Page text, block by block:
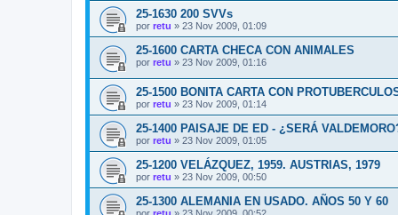
25-1630 200 SVVs
por retu » 23 Nov 2009, 01:09
25-1600 CARTA CHECA CON ANIMALES
por retu » 23 Nov 2009, 01:16
25-1500 BONITA CARTA CON
por retu » 23 Nov 2009, 01:14
25-1400 PAISAJE DE ED - ¿SERÁ
por retu » 23 Nov 2009, 01:05
25-1200 VELÁZQUEZ, 1959. AUSTRIAS, 1979
por retu » 23 Nov 2009, 00:50
25-1300 ALEMANIA EN USADO. AÑOS 50 Y 60